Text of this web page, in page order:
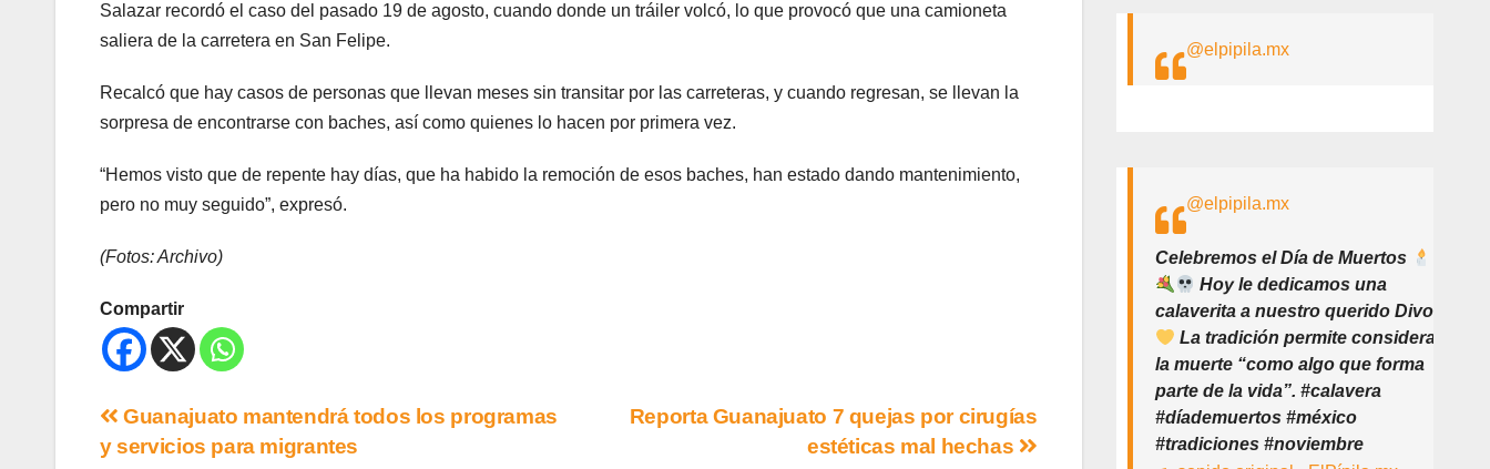
Salazar recordó el caso del pasado 19 de agosto, cuando donde un tráiler volcó, lo que provocó que una camioneta
saliera de la carretera en San Felipe.
Recalcó que hay casos de personas que llevan meses sin transitar por las carreteras, y cuando regresan, se llevan la
sorpresa de encontrarse con baches, así como quienes lo hacen por primera vez.
“Hemos visto que de repente hay días, que ha habido la remoción de esos baches, han estado dando mantenimiento,
pero no muy seguido”, expresó.
(Fotos: Archivo)
Compartir
Reporta Guanajuato 7 quejas por cirugías
estéticas mal hechas
Guanajuato mantendrá todos los programas
y servicios para migrantes
@elpipila.mx
@elpipila.mx
Celebremos el Día de Muertos
Hoy le dedicamos una
calaverita a nuestro querido Divo
La tradición permite considerar
la muerte “como algo que forma
parte de la vida”. #calavera
#díademuertos #méxico
#tradiciones #noviembre